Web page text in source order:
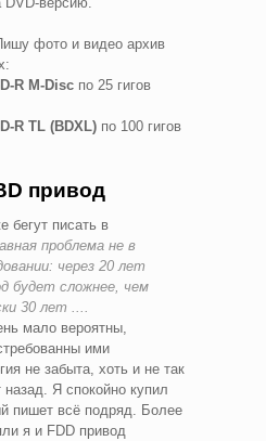
фото и видео архив
R M-Disc по 25 гигов
R TL (BDXL) по 100 гигов
привод
бегут писать в
проблема не в
через 20 лет
будет сложнее, чем
30 лет ....
мало вероятны,
ими
не забыта, хоть и не так
назад. Я спокойно купил
пишет всё подряд. Более
я и FDD привод